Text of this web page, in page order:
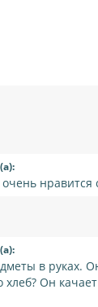
нравится
в руках.
Он